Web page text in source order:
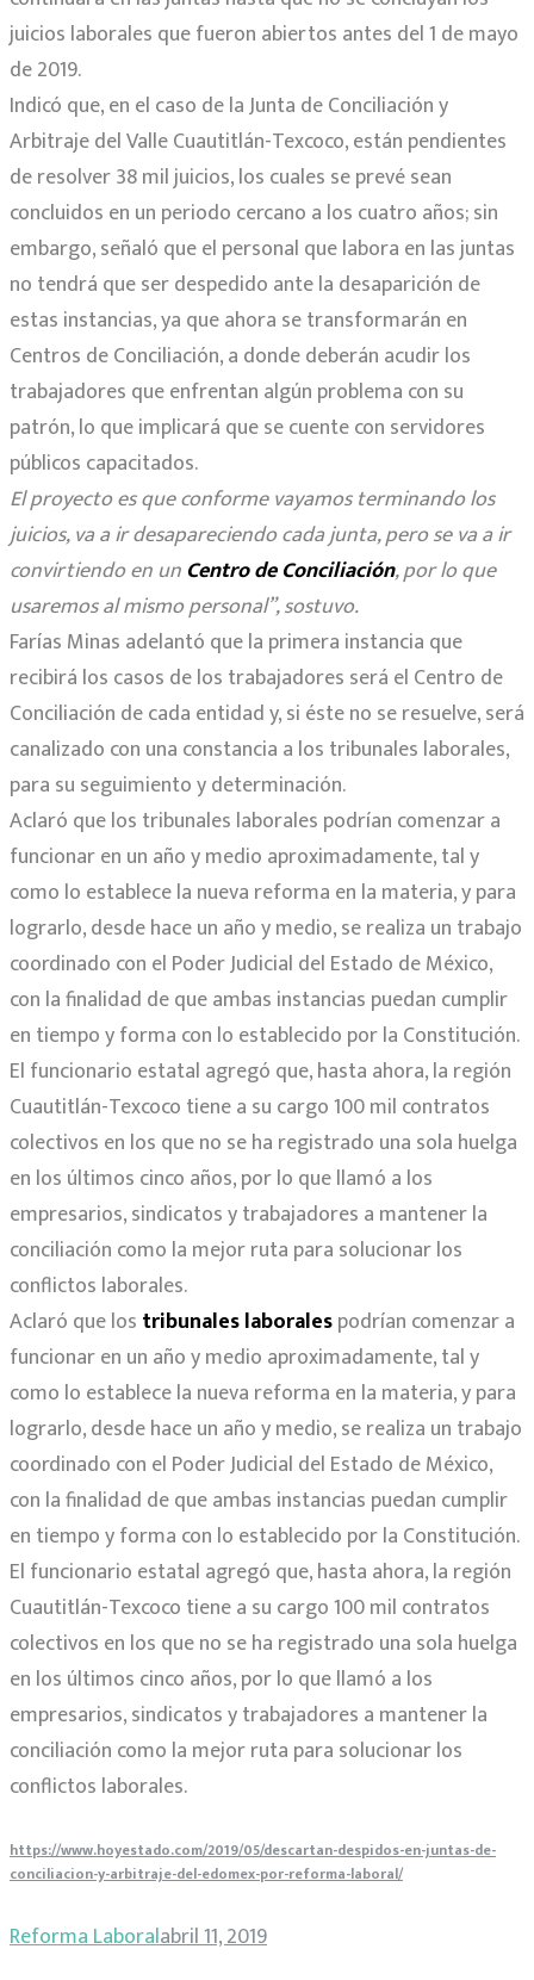
juicios laborales que fueron abiertos antes del 1 de mayo
de 2019.
Indicó que, en el caso de la Junta de Conciliación y
Arbitraje del Valle Cuautitlán-Texcoco, están pendientes
de resolver 38 mil juicios, los cuales se prevé sean
concluidos en un periodo cercano a los cuatro años; sin
embargo, señaló que el personal que labora en las juntas
no tendrá que ser despedido ante la desaparición de
estas instancias, ya que ahora se transformarán en
Centros de Conciliación, a donde deberán acudir los
trabajadores que enfrentan algún problema con su
patrón, lo que implicará que se cuente con servidores
públicos capacitados.
El proyecto es que conforme vayamos terminando los
juicios, va a ir desapareciendo cada junta, pero se va a ir
convirtiendo en un Centro de Conciliación, por lo que
usaremos al mismo personal”, sostuvo.
Farías Minas adelantó que la primera instancia que
recibirá los casos de los trabajadores será el Centro de
Conciliación de cada entidad y, si éste no se resuelve, será
canalizado con una constancia a los tribunales laborales,
para su seguimiento y determinación.
Aclaró que los tribunales laborales podrían comenzar a
funcionar en un año y medio aproximadamente, tal y
como lo establece la nueva reforma en la materia, y para
lograrlo, desde hace un año y medio, se realiza un trabajo
coordinado con el Poder Judicial del Estado de México,
con la finalidad de que ambas instancias puedan cumplir
en tiempo y forma con lo establecido por la Constitución.
El funcionario estatal agregó que, hasta ahora, la región
Cuautitlán-Texcoco tiene a su cargo 100 mil contratos
colectivos en los que no se ha registrado una sola huelga
en los últimos cinco años, por lo que llamó a los
empresarios, sindicatos y trabajadores a mantener la
conciliación como la mejor ruta para solucionar los
conflictos laborales.
Aclaró que los tribunales laboralespodrían comenzar a
funcionar en un año y medio aproximadamente, tal y
como lo establece la nueva reforma en la materia, y para
lograrlo, desde hace un año y medio, se realiza un trabajo
coordinado con el Poder Judicial del Estado de México,
con la finalidad de que ambas instancias puedan cumplir
en tiempo y forma con lo establecido por la Constitución.
El funcionario estatal agregó que, hasta ahora, la región
Cuautitlán-Texcoco tiene a su cargo 100 mil contratos
colectivos en los que no se ha registrado una sola huelga
en los últimos cinco años, por lo que llamó a los
empresarios, sindicatos y trabajadores a mantener la
conciliación como la mejor ruta para solucionar los
conflictos laborales.
https://www.hoyestado.com/2019/05/descartan-despidos-en-juntas-de-
conciliacion-y-arbitraje-del-edomex-por-reforma-laboral/
Reforma Laboralabril 11, 2019